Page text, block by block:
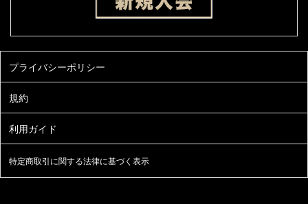
特定商取引に関する法律に基づく表示